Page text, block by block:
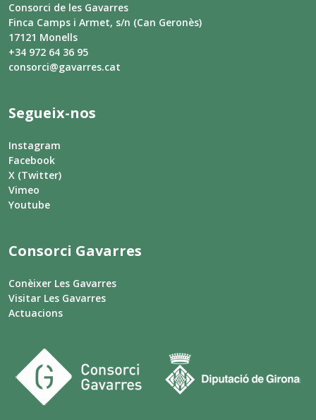
Consorci de les Gavarres
Finca Camps i Armet, s/n (Can Geronès)
17121 Monells
+34 972 64 36 95
consorci@gavarres.cat
Segueix-nos
Instagram
Facebook
X (Twitter)
Vimeo
Youtube
Consorci Gavarres
Conèixer Les Gavarres
Visitar Les Gavarres
Actuacions